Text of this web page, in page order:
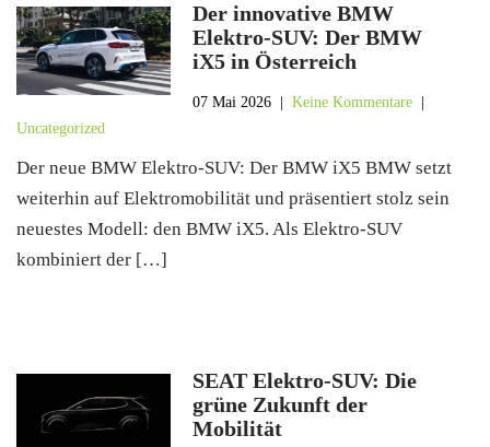
Der innovative BMW
Elektro-SUV: Der BMW
iX5 in Österreich
07 Mai 2026 |Keine Kommentare
Uncategorized
Der neue BMW Elektro-SUV: Der BMW iX5 BMW setzt
weiterhin auf Elektromobilität und präsentiert stolz sein
neuestes Modell: den BMW iX5. Als Elektro-SUV
kombiniert der […]
SEAT Elektro-SUV: Die
grüne Zukunft der
Mobilität